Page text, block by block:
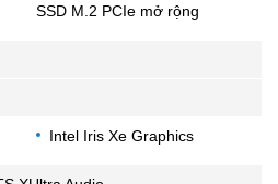
SSD M.2 PCIe mở rộng
Intel Iris Xe Graphics